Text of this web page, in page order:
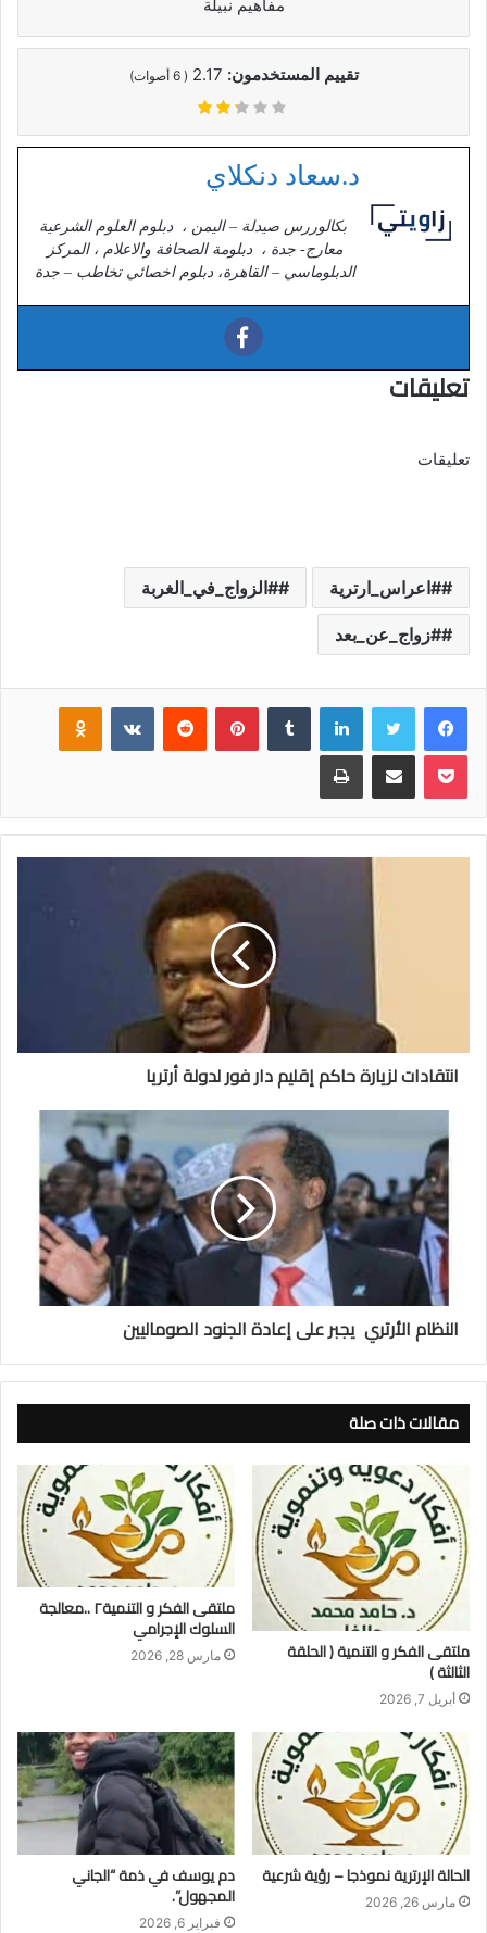
مفاهيم نبيلة
تقييم المستخدمون: 2.17
(
6 أصوات)
د.سعاد دنكلاي
بكالوررس صيدلة – اليمن ، دبلوم العلوم الشرعية
معارج- جدة ، دبلومة الصحافة والاعلام ، المركز
الدبلوماسي – القاهرة، دبلوم اخصائي تخاطب – جدة
تعليقات
تعليقات
#اعراس_ارترية #الزواج_في_الغربة
#زواج_عن_بعد
فيسبوك لينكدإن بينتيريست
بوكيت
انتقادات لزيارة حاكم إقليم دار فور لدولة أرتريا
النظام الأرتري يجبر على إعادة الجنود الصوماليين
مقالات ذات صلة
ملتقى الفكر و التنمية ( الحلقة
الثالثة )
أبريل 7, 2026
ملتقى الفكر و التنمية٢ ..معالجة
السلوك الإجرامي
مارس 28, 2026
الحالة الإرترية نموذجا – رؤية شرعية
مارس 26, 2026
​دم يوسف في ذمة “الجاني
المجهول”.
فبراير 6, 2026